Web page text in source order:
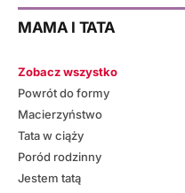
MAMA I TATA
Zobacz wszystko
Powrót do formy
Macierzyństwo
Tata w ciąży
Poród rodzinny
Jestem tatą